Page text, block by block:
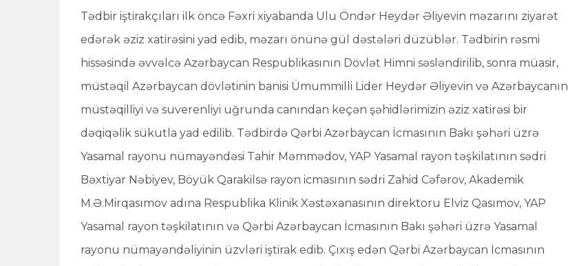
Tədbir iştirakçıları ilk öncə Fəxri xiyabanda Ulu Öndər Heydər Əliyevin məzarını ziyarət
edərək əziz xatirəsini yad edib, məzarı önünə gül dəstələri düzüblər. Tədbirin rəsmi
hissəsində əvvəlcə Azərbaycan Respublikasının Dövlət Himni səsləndirilib, sonra müasir,
müstəqil Azərbaycan dövlətinin banisi Ümummilli Lider Heydər Əliyevin və Azərbaycanın
müstəqilliyi və suverenliyi uğrunda canından keçən şəhidlərimizin əziz xatirəsi bir
dəqiqəlik sükutla yad edilib. Tədbirdə Qərbi Azərbaycan İcmasının Bakı şəhəri üzrə
Yasamal rayonu nümayəndəsi Tahir Məmmədov, YAP Yasamal rayon təşkilatının sədri
Bəxtiyar Nəbiyev, Böyük Qarakilsə rayon icmasının sədri Zahid Cəfərov, Akademik
M.Ə.Mirqasımov adına Respublika Klinik Xəstəxanasının direktoru Elviz Qasımov, YAP
Yasamal rayon təşkilatının və Qərbi Azərbaycan İcmasının Bakı şəhəri üzrə Yasamal
rayonu nümayəndəliyinin üzvləri iştirak edib. Çıxış edən Qərbi Azərbaycan İcmasının